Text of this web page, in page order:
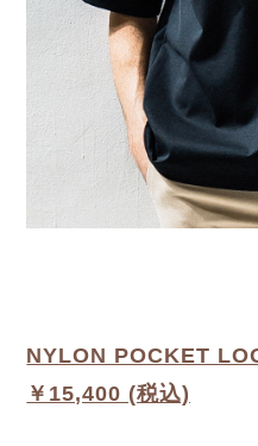
NYLON POCKET
￥15,400 (税込)